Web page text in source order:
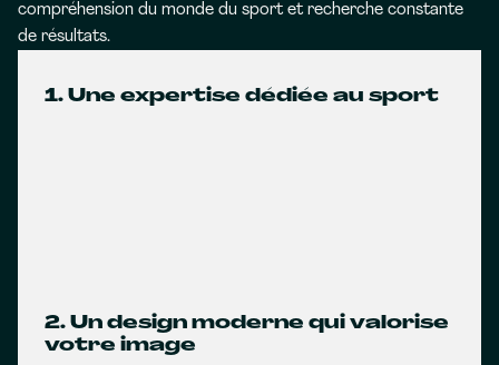
compréhension du monde du sport et recherche constante
de résultats.
1. Une expertise dédiée au sport
2. Un design moderne qui valorise
votre image